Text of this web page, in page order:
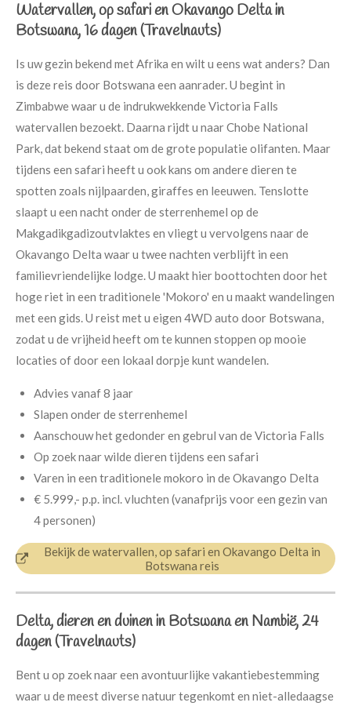
Watervallen, op safari en Okavango Delta in
Botswana, 16 dagen(Travelnauts)
Is uw gezin bekend met Afrika en wilt u eens wat anders? Dan
is deze reis door Botswana een aanrader. U begint in
Zimbabwe waar u de indrukwekkende Victoria Falls
watervallen bezoekt. Daarna rijdt u naar Chobe National
Park, dat bekend staat om de grote populatie olifanten. Maar
tijdens een safari heeft u ook kans om andere dieren te
spotten zoals nijlpaarden, giraffes en leeuwen. Tenslotte
slaapt u een nacht onder de sterrenhemel op de
Makgadikgadizoutvlaktes en vliegt u vervolgens naar de
Okavango Delta waar u twee nachten verblijft in een
familievriendelijke lodge. U maakt hier boottochten door het
hoge riet in een traditionele 'Mokoro' en u maakt wandelingen
met een gids. U reist met u eigen 4WD auto door Botswana,
zodat u de vrijheid heeft om te kunnen stoppen op mooie
locaties of door een lokaal dorpje kunt wandelen.
Advies vanaf 8 jaar
Slapen onder de sterrenhemel
Aanschouw het gedonder en gebrul van de Victoria Falls
Op zoek naar wilde dieren tijdens een safari
Varen in een traditionele mokoro in de Okavango Delta
€ 5.999,- p.p.incl. vluchten (vanafprijs voor een gezin van
4 personen)
Bekijk de watervallen, op safari en Okavango Delta in
Botswana reis
Delta, dieren en duinen in Botswana en Nambië, 24
dagen (Travelnauts)
Bent u op zoek naar een avontuurlijke vakantiebestemming
waar u de meest diverse natuur tegenkomt en niet-alledaagse